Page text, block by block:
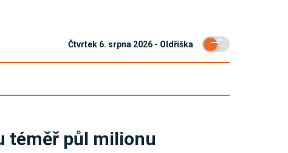
Čtvrtek 6. srpna 2026 - Oldřiška
téměř půl milionu